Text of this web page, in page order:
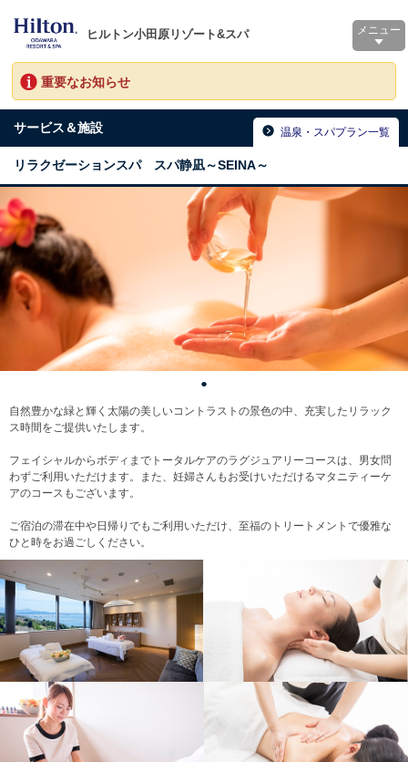
ヒルトン小田原リゾート&スパ メニュー
重要なお知らせ
サービス＆施設 温泉・スパプラン一覧
リラクゼーションスパ スパ静凪～SEINA～
自然豊かな緑と輝く太陽の美しいコントラストの景色の中、充実したリラック
ス時間をご提供いたします。
フェイシャルからボディまでトータルケアのラグジュアリーコースは、男女問
わずご利用いただけます。また、妊婦さんもお受けいただけるマタニティーケ
アのコースもございます。
ご宿泊の滞在中や日帰りでもご利用いただけ、至福のトリートメントで優雅な
ひと時をお過ごしください。